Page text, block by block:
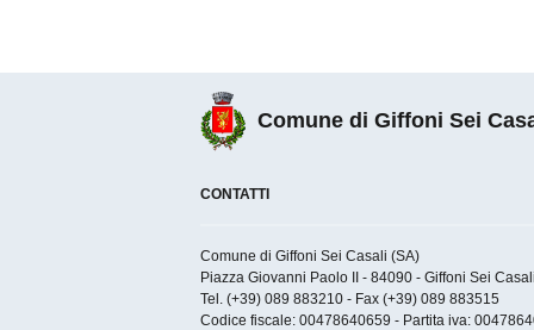
Comune di Giffoni Sei
CONTATTI
Comune di Giffoni Sei Casali (SA)
Piazza Giovanni Paolo II - 84090 - Giffoni Sei
Tel. (+39) 089 883210 - Fax (+39) 089 883515
Codice fiscale: 00478640659 - Partita iva: